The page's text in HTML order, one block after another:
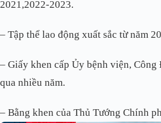
2021,2022-2023.
– Tập thể lao động xuất sắc từ năm
– Giấy khen cấp Ủy bệnh viện, Công
qua nhiều năm.
– Bằng khen của Thủ Tướng Chính